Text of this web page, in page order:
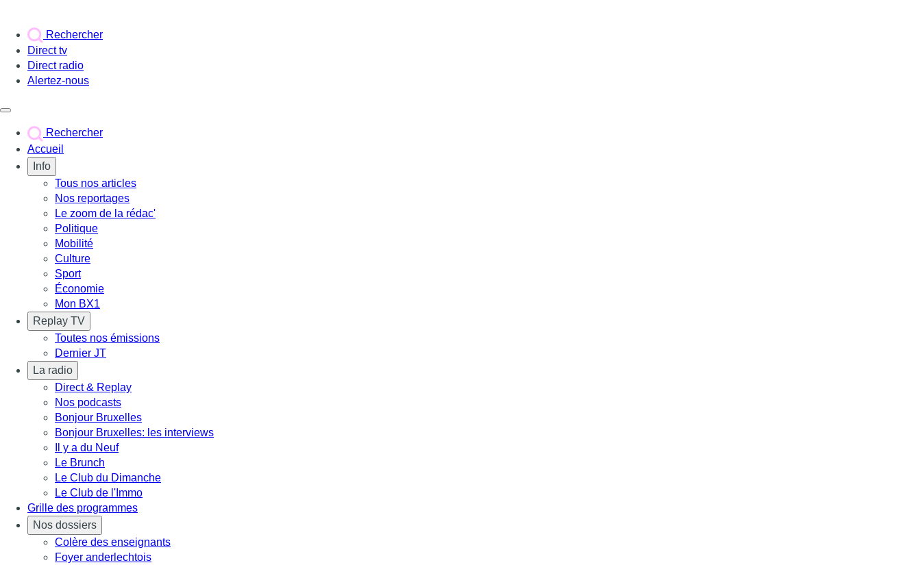
Rechercher
Direct tv
Direct radio
Alertez-nous
Rechercher
Accueil
Info
Tous nos articles
Nos reportages
Le zoom de la rédac'
Politique
Mobilité
Culture
Sport
Économie
Mon BX1
Replay TV
Toutes nos émissions
Dernier JT
La radio
Direct & Replay
Nos podcasts
Bonjour Bruxelles
Bonjour Bruxelles: les interviews
Il y a du Neuf
Le Brunch
Le Club du Dimanche
Le Club de l'Immo
Grille des programmes
Nos dossiers
Colère des enseignants
Foyer anderlechtois